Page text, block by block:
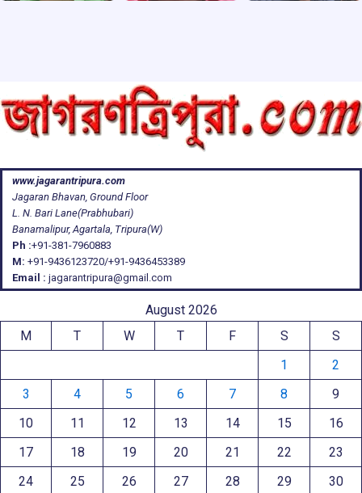
www.jagarantripura.com
Jagaran Bhavan, Ground Floor
L. N. Bari Lane(Prabhubari)
Banamalipur, Agartala, Tripura(W)
Ph :+91-381-7960883
M: +91-9436123720/+91-9436453389
Email : jagarantripura@gmail.com
August 2026
M
T W T F S
S
1
2
3
4 5 6 7 8
9
10
11 12 13 14 15
16
17
18 19 20 21 22
23
24
25 26 27 28 29 30